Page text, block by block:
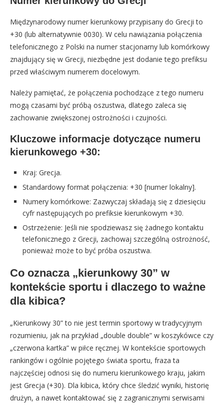
Międzynarodowy numer kierunkowy przypisany do Grecji to
+30 (lub alternatywnie 0030). W celu nawiązania połączenia
telefonicznego z Polski na numer stacjonarny lub komórkowy
znajdujący się w Grecji, niezbędne jest dodanie tego prefiksu
przed właściwym numerem docelowym.
Należy pamiętać, że połączenia pochodzące z tego numeru
mogą czasami być próbą oszustwa, dlatego zaleca się
zachowanie zwiększonej ostrożności i czujności.
Kluczowe informacje dotyczące numeru
kierunkowego +30:
Kraj: Grecja.
Standardowy format połączenia: +30 [numer lokalny].
Numery komórkowe: Zazwyczaj składają się z dziesięciu
cyfr następujących po prefiksie kierunkowym +30.
Ostrzeżenie: Jeśli nie spodziewasz się żadnego kontaktu
telefonicznego z Grecji, zachowaj szczególną ostrożność,
ponieważ może to być próba oszustwa.
Co oznacza „kierunkowy 30” w
kontekście sportu i dlaczego to ważne
dla kibica?
„Kierunkowy 30” to nie jest termin sportowy w tradycyjnym
rozumieniu, jak na przykład „double double” w koszykówce czy
„czerwona kartka” w piłce ręcznej. W kontekście sportowych
rankingów i ogólnie pojętego świata sportu, fraza ta
najczęściej odnosi się do numeru kierunkowego kraju, jakim
jest Grecja (+30). Dla kibica, który chce śledzić wyniki, historię
drużyn, a nawet kontaktować się z zagranicznymi serwisami